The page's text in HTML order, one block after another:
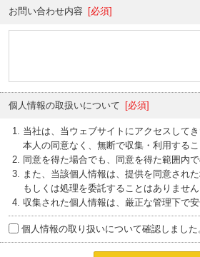
お問い合わせ内容 [必須]
個人情報の取扱いについて [必須]
当社は、当ウェブサイトにアクセスして
本人の同意なく、無断で収集・利用するこ
同意を得た場合でも、同意を得た範囲内で
また、当該個人情報は、提供を同意され
もしくは処理を委託することはありません
収集された個人情報は、厳正な管理下で安
個人情報の取り扱いについて確認しました